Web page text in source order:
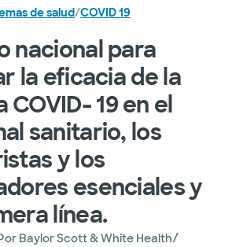
de salud/COVID 19
nacional para
la eficacia de la
COVID- 19 en el
sanitario, los
y los
esenciales y
línea.
Baylor Scott & White Health/